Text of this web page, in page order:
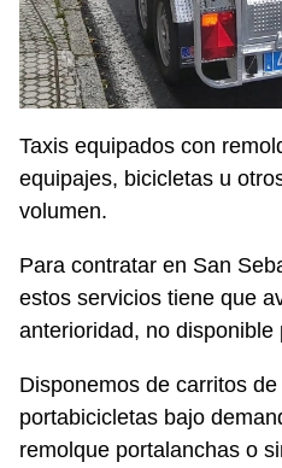
Taxis equipados con
equipajes, bicicletas u
volumen.
Para contratar en San
estos servicios tiene que
anterioridad, no
Disponemos de carritos
portabicicletas bajo
remolque portalanchas o